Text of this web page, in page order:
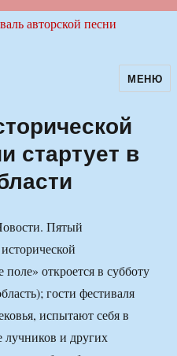
авторскойМЕНЮ
стартует в
Пятый
откроется в субботу
гости фестиваля
испытают себя в
лучников и других